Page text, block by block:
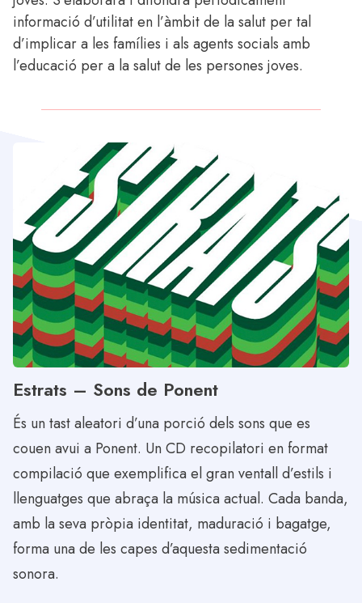
informació d’utilitat en l’àmbit de la salut per tal
d’implicar a les famílies i als agents socials amb
l’educació per a la salut de les persones joves.
Estrats – Sons de Ponent
És un tast aleatori d’una porció dels sons que es
couen avui a Ponent. Un CD recopilatori en format
compilació que exemplifica el gran ventall d’estils i
llenguatges que abraça la música actual. Cada banda,
amb la seva pròpia identitat, maduració i bagatge,
forma una de les capes d’aquesta sedimentació
sonora.